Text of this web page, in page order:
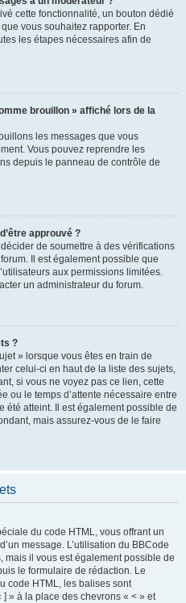
cette fonctionnalité, un bouton dédié
vous souhaitez rapporter. En
les étapes nécessaires afin de
brouillon » affiché lors de la
les messages que vous
Vous pouvez reprendre les
depuis le panneau de contrôle de
approuvé ?
de soumettre à des vérifications
Il est également possible que
aux permissions limitées.
un administrateur du forum.
?
» lorsque vous êtes en train de
celui-ci en haut de la liste des sujets,
si vous ne voyez pas ce lien, cette
ou le temps d’attente nécessaire entre
été atteint. Il est également possible de
mais assurez-vous de le faire
du code HTML, vous offrant un
message. L’utilisation du BBCode
mais il vous est également possible de
le formulaire de rédaction. Le
code HTML, les balises sont
» à la place des chevrons « < » et